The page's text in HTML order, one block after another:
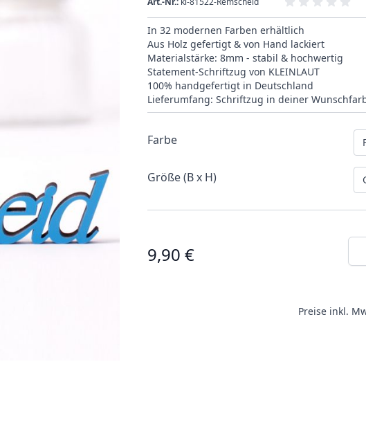
In 32 modernen Farben erhältlich
Aus Holz gefertigt & von Hand lackiert
Materialstärke: 8mm - stabil & hochwertig
Statement-Schriftzug von KLEINLAUT
100% handgefertigt in Deutschland
Lieferumfang: Schriftzug in deiner
Farbe
Größe (B x H)
9,90 €
Preise inkl.